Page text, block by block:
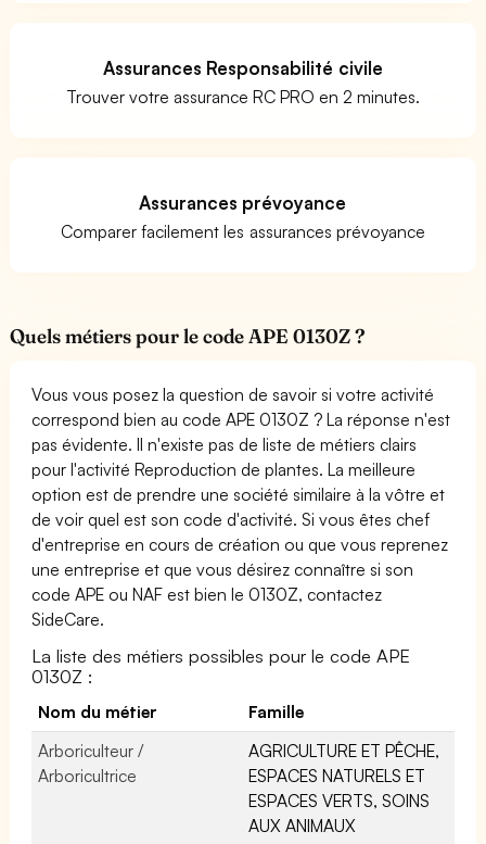
Assurances Responsabilité civile
Trouver votre assurance RC PRO en 2 minutes.
Assurances prévoyance
Comparer facilement les assurances prévoyance
Quels métiers pour le code APE 0130Z ?
Vous vous posez la question de savoir si votre activité
correspond bien au code APE 0130Z ? La réponse n'est
pas évidente. Il n'existe pas de liste de métiers clairs
pour l'activité Reproduction de plantes. La meilleure
option est de prendre une société similaire à la vôtre et
de voir quel est son code d'activité. Si vous êtes chef
d'entreprise en cours de création ou que vous reprenez
une entreprise et que vous désirez connaître si son
code APE ou NAF est bien le 0130Z, contactez
SideCare.
La liste des métiers possibles pour le code APE
0130Z :
Nom du métier
Famille
Arboriculteur /
Arboricultrice
AGRICULTURE ET PÊCHE,
ESPACES NATURELS ET
ESPACES VERTS, SOINS
AUX ANIMAUX